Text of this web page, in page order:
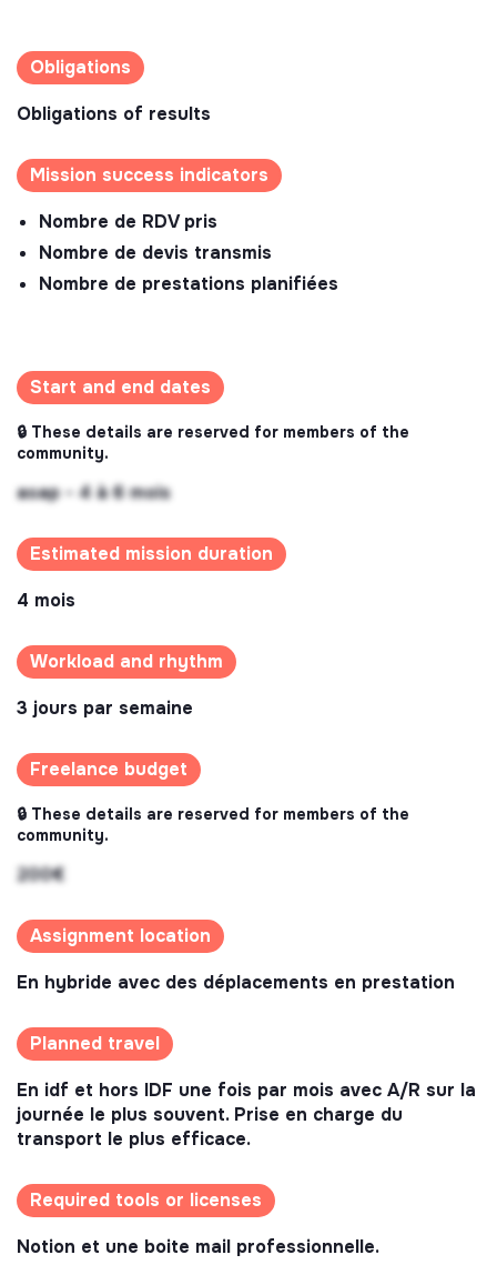
Obligations
Obligations of results
Mission success indicators
Nombre de RDV pris
Nombre de devis transmis
Nombre de prestations planifiées
Start and end dates
🔒 These details are reserved for members of the
community.
asap - 4 à 6 mois
Estimated mission duration
4 mois
Workload and rhythm
3 jours par semaine
Freelance budget
🔒 These details are reserved for members of the
community.
200€
Assignment location
En hybride avec des déplacements en prestation
Planned travel
En idf et hors IDF une fois par mois avec A/R sur la
journée le plus souvent. Prise en charge du
transport le plus efficace.
Required tools or licenses
Notion et une boite mail professionnelle.